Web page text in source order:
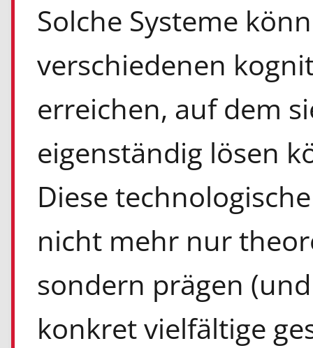
Solche Systeme
verschiedenen
erreichen, auf dem
eigenständig lösen
Diese
nicht mehr nur
sondern prägen
konkret vielfältige